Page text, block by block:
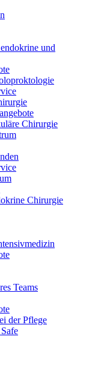
und
Chirurgie
Chirurgie
Teams
der Pflege